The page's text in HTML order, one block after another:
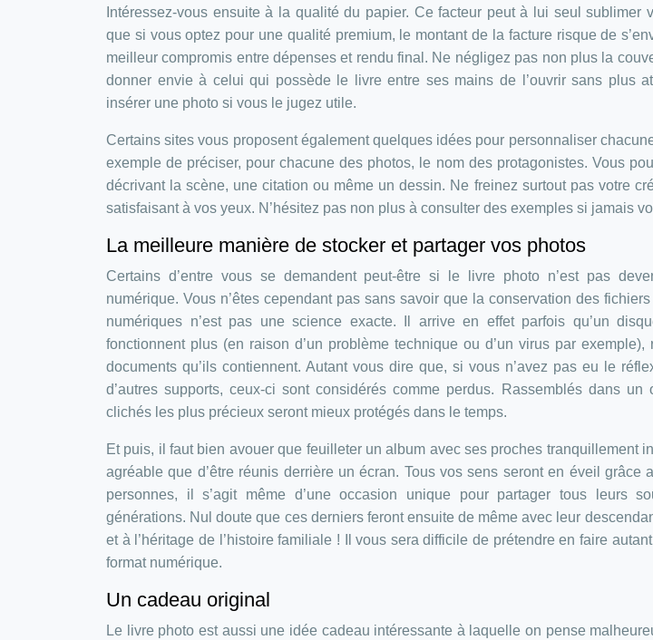
Intéressez-vous ensuite à la qualité du papier. Ce facteur peut à lui seul sublimer
que si vous optez pour une qualité premium, le montant de la facture risque de
meilleur compromis entre dépenses et rendu final. Ne négligez pas non plus la
donner envie à celui qui possède le livre entre ses mains de l’ouvrir sans plus
insérer une photo si vous le jugez utile.
Certains sites vous proposent également quelques idées pour personnaliser
exemple de préciser, pour chacune des photos, le nom des protagonistes. Vous
décrivant la scène, une citation ou même un dessin. Ne freinez surtout pas votre
satisfaisant à vos yeux. N’hésitez pas non plus à consulter des exemples si jamais
La meilleure manière de stocker et partager vos photos
Certains d’entre vous se demandent peut-être si le livre photo n’est pas
numérique. Vous n’êtes cependant pas sans savoir que la conservation des
numériques n’est pas une science exacte. Il arrive en effet parfois qu’un
fonctionnent plus (en raison d’un problème technique ou d’un virus par exemple),
documents qu’ils contiennent. Autant vous dire que, si vous n’avez pas eu le
d’autres supports, ceux-ci sont considérés comme perdus. Rassemblés dans
clichés les plus précieux seront mieux protégés dans le temps.
Et puis, il faut bien avouer que feuilleter un album avec ses proches tranquillement
agréable que d’être réunis derrière un écran. Tous vos sens seront en éveil grâce
personnes, il s’agit même d’une occasion unique pour partager tous leurs
générations. Nul doute que ces derniers feront ensuite de même avec leur
et à l’héritage de l’histoire familiale ! Il vous sera difficile de prétendre en faire
format numérique.
Un cadeau original
Le livre photo est aussi une idée cadeau intéressante à laquelle on pense